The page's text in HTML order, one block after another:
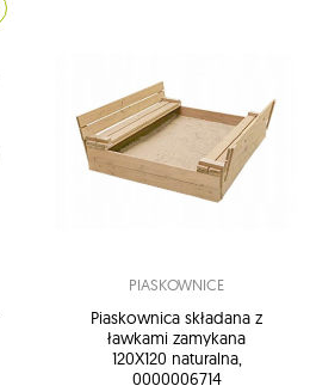
PIASKOWNICE
Piaskownica składana z
ławkami zamykana
120X120 naturalna,
0000006714